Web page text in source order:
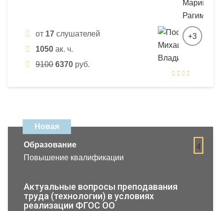
от 17 слушателей
1050 ак. ч.
9100 6370 руб.
+3
Новая
4
Образование
Повышение квалификации
Актуальные вопросы преподавания
труда (технологии) в условиях
реализации ФГОС ОО